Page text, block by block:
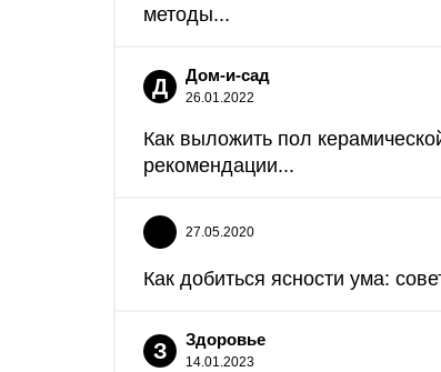
методы...
Д Дом-и-сад
26.01.2022
Как выложить пол
рекомендации...
27.05.2020
Как добиться ясности ума:
З Здоровье
14.01.2023